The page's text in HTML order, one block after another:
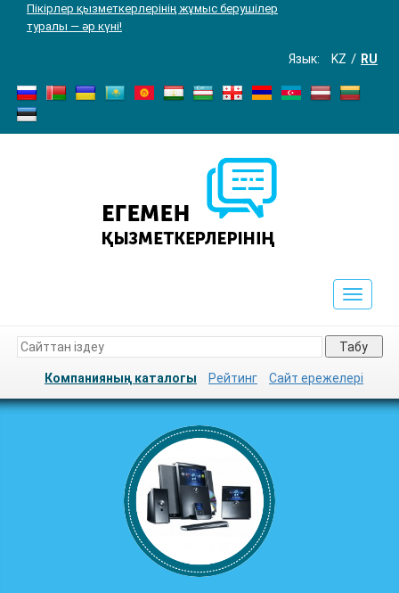
Пікірлер қызметкерлерінің жұмыс берушілер
туралы — әр күні!
Язык: KZ RU
Toggle
Табу
Компанияның каталогы Рейтинг Сайт ережелері